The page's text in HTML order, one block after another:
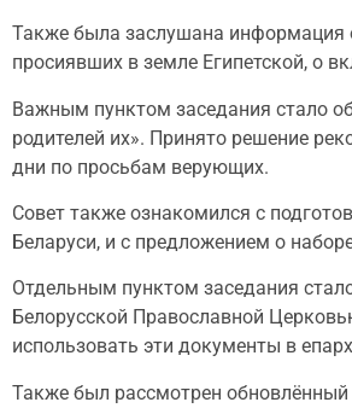
Также была заслушана информация
просиявших в земле Египетской, о
Важным пунктом заседания стало
родителей их». Принято решение
дни по просьбам верующих.
Совет также ознакомился с
Беларуси, и с предложением о
Отдельным пунктом заседания
Белорусской Православной
использовать эти документы в
Также был рассмотрен обновлённый